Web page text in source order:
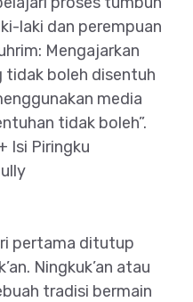
laki dan perempuan
Mengajarkan
tidak boleh disentuh
media
tidak boleh”.
Isi Piringku
pertama ditutup
Ningkuk’an atau
tradisi bermain